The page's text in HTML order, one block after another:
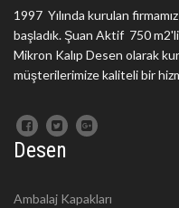
1997 Yılında kurulan
başladık. Şuan Aktif 750
Mikron Kalıp Desen olarak
müşterilerimize kaliteli bir
Desen
Ambalaj Kapakları